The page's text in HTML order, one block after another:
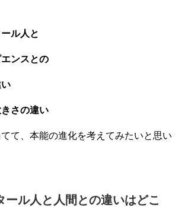
ル人と
スとの
の違い
て、本能の進化を考えてみたいと思い
ール人と人間との違いはどこ